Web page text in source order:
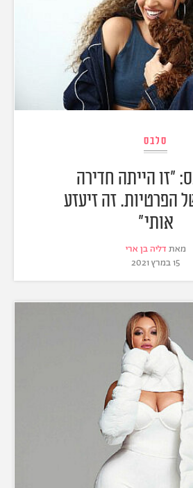
סלבס
"זו הייתה חדירה
הפרטיות. זה זיעזע
אותי"
מאת דליה בן ארי
15 במרץ 2021